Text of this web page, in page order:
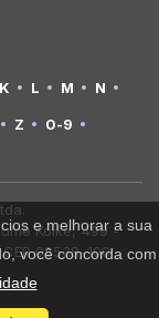
K L M N
Z 0-9
Koike, 499 -
08538-100
e melhorar a sua
você concorda com